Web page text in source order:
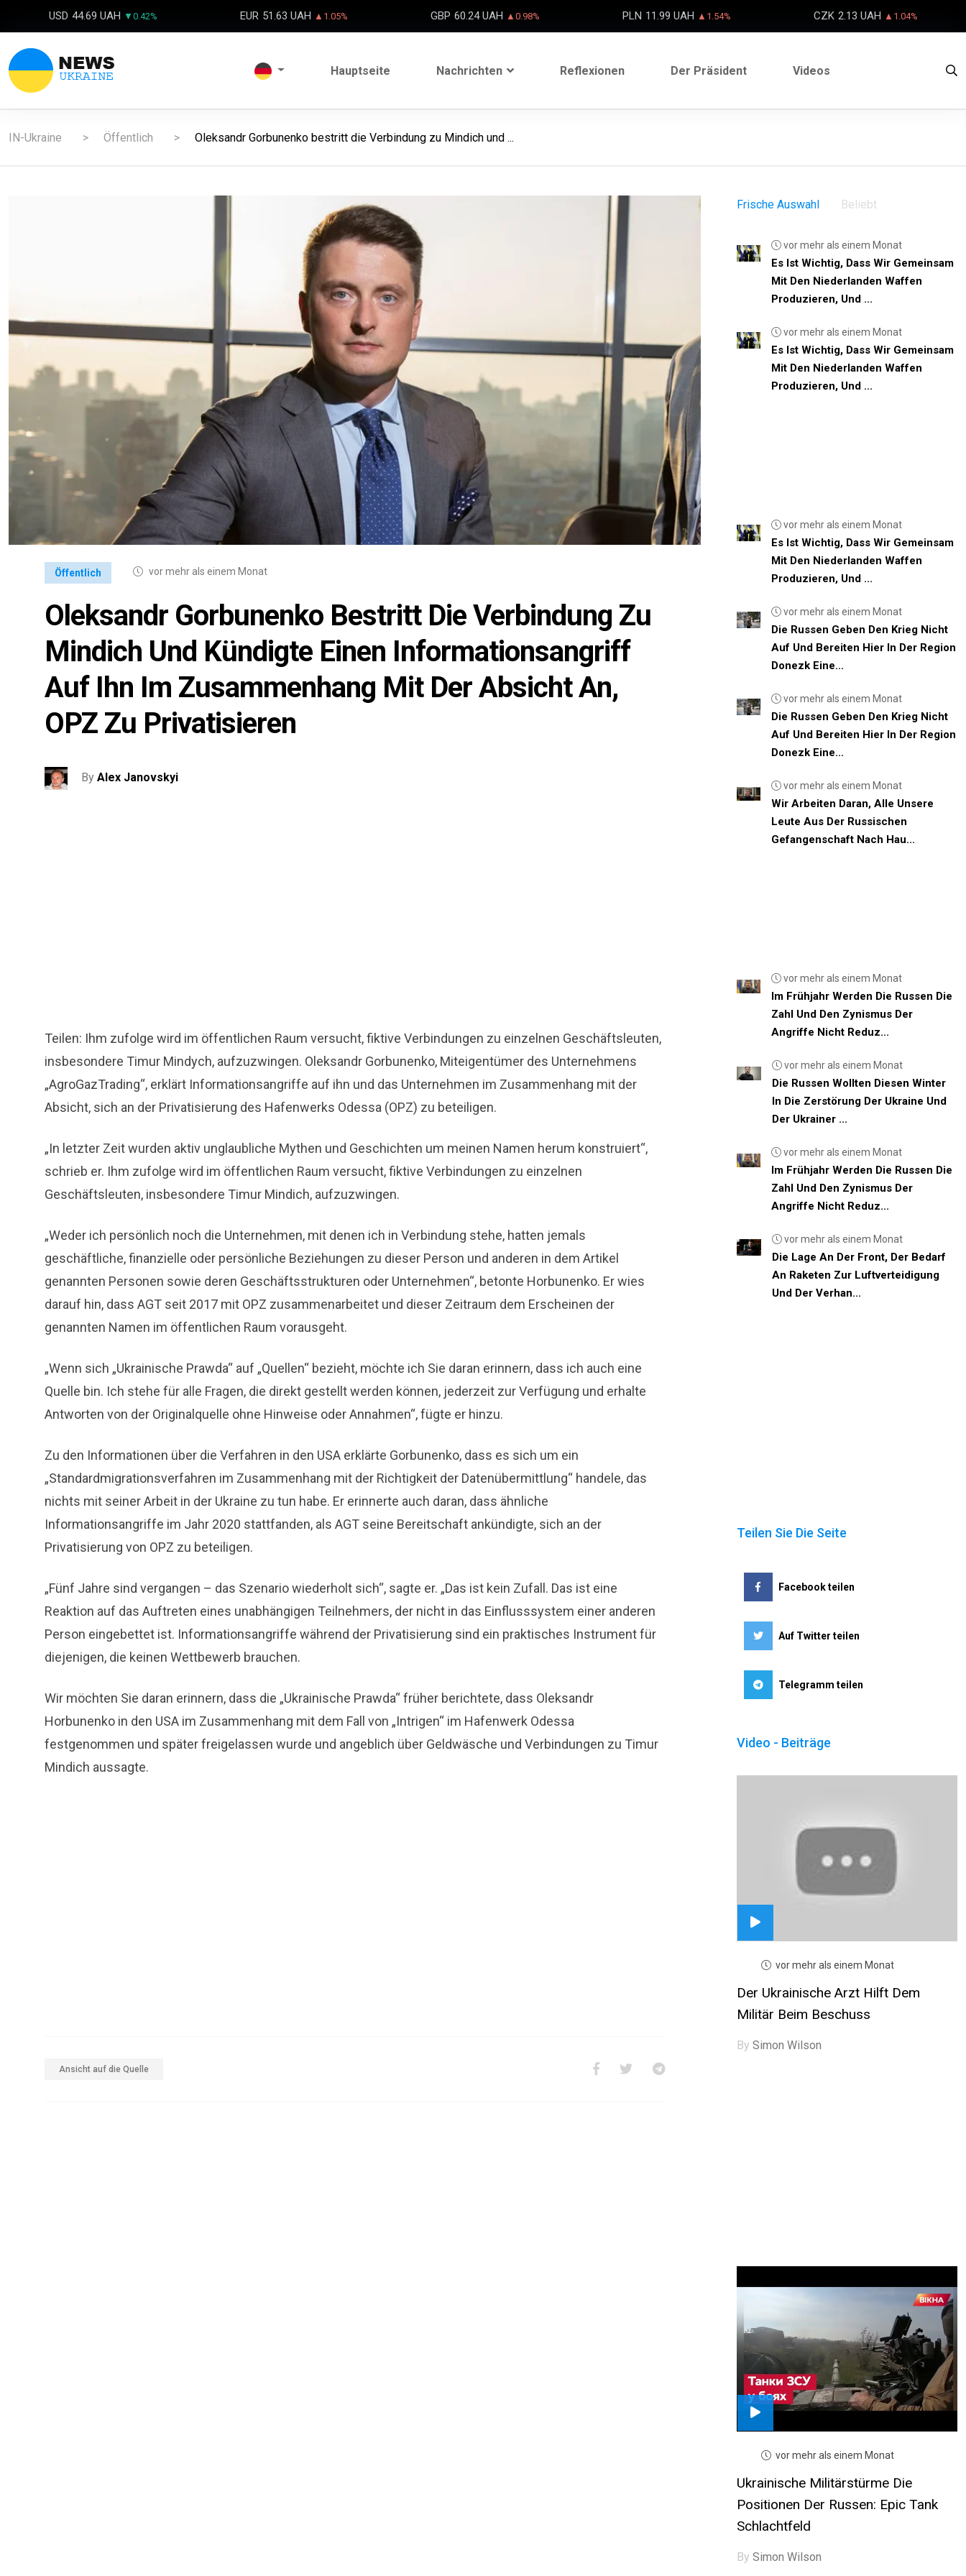
USD 44.69 UAH ▼0.42% EUR 51.63 UAH ▲1.05% GBP 60.24 UAH ▲0.98% PLN 11.99 UAH ▲1.54% CZK 2.13 UAH ▲1.04%
Hauptseite Nachrichten Reflexionen Der Präsident Videos
IN-Ukraine Öffentlich Oleksandr Gorbunenko bestritt die Verbindung zu Mindich und ...
Öffentlich vor mehr als einem Monat
Oleksandr Gorbunenko Bestritt Die Verbindung Zu
Mindich Und Kündigte Einen Informationsangriff
Auf Ihn Im Zusammenhang Mit Der Absicht An,
OPZ Zu Privatisieren
By Alex Janovskyi
Teilen: Ihm zufolge wird im öffentlichen Raum versucht, fiktive Verbindungen zu einzelnen Geschäftsleuten,
insbesondere Timur Mindych, aufzuzwingen. Oleksandr Gorbunenko, Miteigentümer des Unternehmens
„AgroGazTrading“, erklärt Informationsangriffe auf ihn und das Unternehmen im Zusammenhang mit der
Absicht, sich an der Privatisierung des Hafenwerks Odessa (OPZ) zu beteiligen.
„In letzter Zeit wurden aktiv unglaubliche Mythen und Geschichten um meinen Namen herum konstruiert“,
schrieb er. Ihm zufolge wird im öffentlichen Raum versucht, fiktive Verbindungen zu einzelnen
Geschäftsleuten, insbesondere Timur Mindich, aufzuzwingen.
„Weder ich persönlich noch die Unternehmen, mit denen ich in Verbindung stehe, hatten jemals
geschäftliche, finanzielle oder persönliche Beziehungen zu dieser Person und anderen in dem Artikel
genannten Personen sowie deren Geschäftsstrukturen oder Unternehmen“, betonte Horbunenko. Er wies
darauf hin, dass AGT seit 2017 mit OPZ zusammenarbeitet und dieser Zeitraum dem Erscheinen der
genannten Namen im öffentlichen Raum vorausgeht.
„Wenn sich „Ukrainische Prawda“ auf „Quellen“ bezieht, möchte ich Sie daran erinnern, dass ich auch eine
Quelle bin. Ich stehe für alle Fragen, die direkt gestellt werden können, jederzeit zur Verfügung und erhalte
Antworten von der Originalquelle ohne Hinweise oder Annahmen“, fügte er hinzu.
Zu den Informationen über die Verfahren in den USA erklärte Gorbunenko, dass es sich um ein
„Standardmigrationsverfahren im Zusammenhang mit der Richtigkeit der Datenübermittlung“ handele, das
nichts mit seiner Arbeit in der Ukraine zu tun habe. Er erinnerte auch daran, dass ähnliche
Informationsangriffe im Jahr 2020 stattfanden, als AGT seine Bereitschaft ankündigte, sich an der
Privatisierung von OPZ zu beteiligen.
„Fünf Jahre sind vergangen – das Szenario wiederholt sich“, sagte er. „Das ist kein Zufall. Das ist eine
Reaktion auf das Auftreten eines unabhängigen Teilnehmers, der nicht in das Einflusssystem einer anderen
Person eingebettet ist. Informationsangriffe während der Privatisierung sind ein praktisches Instrument für
diejenigen, die keinen Wettbewerb brauchen.
Wir möchten Sie daran erinnern, dass die „Ukrainische Prawda“ früher berichtete, dass Oleksandr
Horbunenko in den USA im Zusammenhang mit dem Fall von „Intrigen“ im Hafenwerk Odessa
festgenommen und später freigelassen wurde und angeblich über Geldwäsche und Verbindungen zu Timur
Mindich aussagte.
Ansicht auf die Quelle
Frische Auswahl Beliebt
vor mehr als einem Monat
Es Ist Wichtig, Dass Wir Gemeinsam
Mit Den Niederlanden Waffen
Produzieren, Und ...
vor mehr als einem Monat
Es Ist Wichtig, Dass Wir Gemeinsam
Mit Den Niederlanden Waffen
Produzieren, Und ...
vor mehr als einem Monat
Es Ist Wichtig, Dass Wir Gemeinsam
Mit Den Niederlanden Waffen
Produzieren, Und ...
vor mehr als einem Monat
Die Russen Geben Den Krieg Nicht
Auf Und Bereiten Hier In Der Region
Donezk Eine...
vor mehr als einem Monat
Die Russen Geben Den Krieg Nicht
Auf Und Bereiten Hier In Der Region
Donezk Eine...
vor mehr als einem Monat
Wir Arbeiten Daran, Alle Unsere
Leute Aus Der Russischen
Gefangenschaft Nach Hau...
vor mehr als einem Monat
Im Frühjahr Werden Die Russen Die
Zahl Und Den Zynismus Der
Angriffe Nicht Reduz...
vor mehr als einem Monat
Die Russen Wollten Diesen Winter
In Die Zerstörung Der Ukraine Und
Der Ukrainer ...
vor mehr als einem Monat
Im Frühjahr Werden Die Russen Die
Zahl Und Den Zynismus Der
Angriffe Nicht Reduz...
vor mehr als einem Monat
Die Lage An Der Front, Der Bedarf
An Raketen Zur Luftverteidigung
Und Der Verhan...
Teilen Sie Die Seite
Facebook teilen
Auf Twitter teilen
Telegramm teilen
Video - Beiträge
vor mehr als einem Monat
Der Ukrainische Arzt Hilft Dem
Militär Beim Beschuss
By Simon Wilson
vor mehr als einem Monat
Ukrainische Militärstürme Die
Positionen Der Russen: Epic Tank
Schlachtfeld
By Simon Wilson